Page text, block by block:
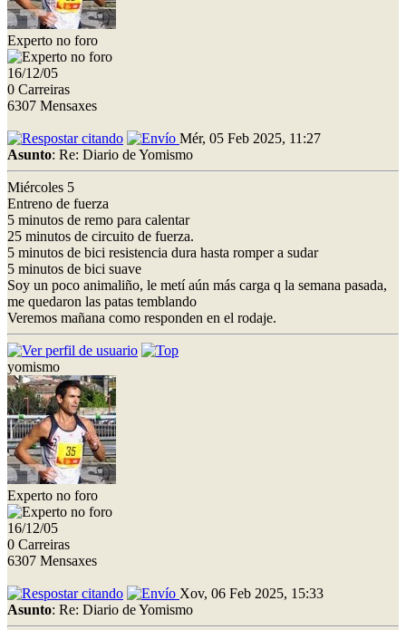
Experto no foro
16/12/05
0 Carreiras
6307 Mensaxes
Mér, 05 Feb 2025, 11:27
Asunto: Re: Diario de Yomismo
Miércoles 5
Entreno de fuerza
5 minutos de remo para calentar
25 minutos de circuito de fuerza.
5 minutos de bici resistencia dura hasta romper a sudar
5 minutos de bici suave
Soy un poco animaliño, le metí aún más carga q la semana pasada,
me quedaron las patas temblando
Veremos mañana como responden en el rodaje.
yomismo
Experto no foro
16/12/05
0 Carreiras
6307 Mensaxes
Xov, 06 Feb 2025, 15:33
Asunto: Re: Diario de Yomismo